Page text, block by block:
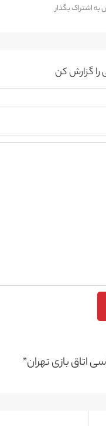
اشتراک بگذار
را گزارش کن
اتاق بازی تهران”